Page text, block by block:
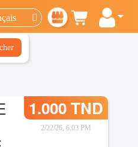
1.000 TND
2/22/26, 6:03 PM